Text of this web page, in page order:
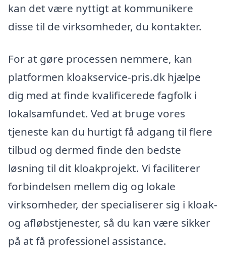
kan det være nyttigt at kommunikere
disse til de virksomheder, du kontakter.
For at gøre processen nemmere, kan
platformen kloakservice-pris.dk hjælpe
dig med at finde kvalificerede fagfolk i
lokalsamfundet. Ved at bruge vores
tjeneste kan du hurtigt få adgang til flere
tilbud og dermed finde den bedste
løsning til dit kloakprojekt. Vi faciliterer
forbindelsen mellem dig og lokale
virksomheder, der specialiserer sig i kloak-
og afløbstjenester, så du kan være sikker
på at få professionel assistance.